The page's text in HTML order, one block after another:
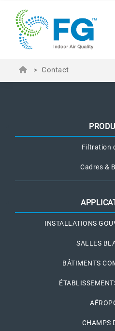
> Contact
Filtration
Cadres &
INSTALLATIONS
SALLES
BÂTIMENTS
CHAMPS